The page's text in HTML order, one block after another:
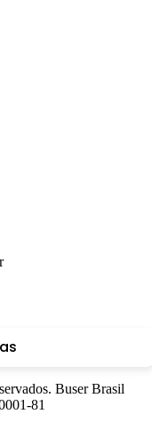
Buser Brasil
81